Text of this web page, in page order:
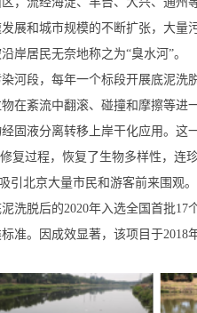
展和城市规模的不断扩张，大量
居民无奈地称之为“臭水河”。
河段，每年一个标段开展底泥
在紊流中翻滚、碰撞和摩擦等
固液分离转移上岸干化应用。这
复过程，恢复了生物多样性，连
引北京大量市民和游客前来围观。
洗脱后的2020年入选全国首批
。因成效显著，该项目于2018